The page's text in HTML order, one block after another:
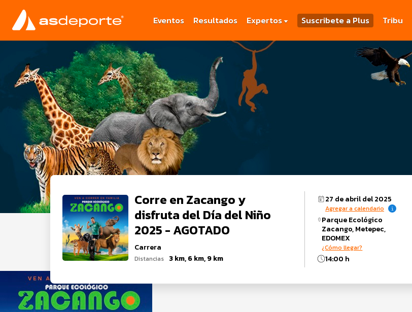
Eventos Resultados Expertos Suscribete a Plus Tribu
Corre en Zacango y
disfruta del Día del Niño
2025 - AGOTADO
Carrera
Distancias 3 km, 6 km, 9 km
27 de abril del 2025
Agregar a calendario
Parque Ecológico
Zacango, Metepec,
EDOMEX
¿Cómo llegar?
14:00 h